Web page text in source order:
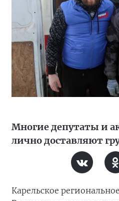
Многие депутаты и
лично доставляют
Карельское